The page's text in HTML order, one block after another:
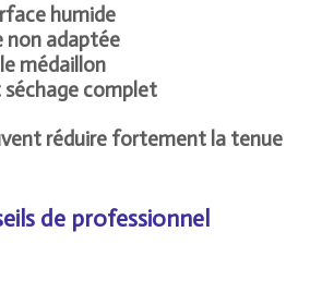
humide
non adaptée
médaillon
séchage complet
réduire fortement la tenue
de professionnel